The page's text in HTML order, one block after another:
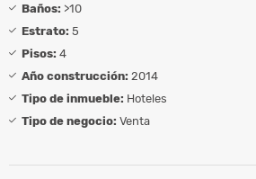
Baños: >10
Estrato: 5
Pisos: 4
Año construcción: 2014
Tipo de inmueble: Hoteles
Tipo de negocio: Venta